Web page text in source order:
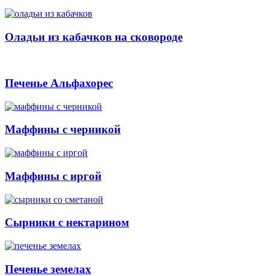
Оладьи из кабачков на сковороде
Печенье Альфахорес
Маффины с черникой
Маффины с иргой
Сырники с нектарином
Печенье земелах